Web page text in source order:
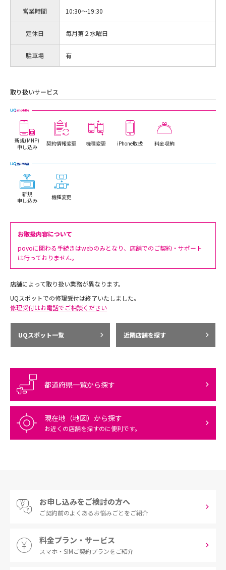
営業時間 10:30～19:30
定休日 毎月第２水曜日
駐車場 有
取り扱いサービス
新規(MNP)
申し込み
契約情報変更 機種変更 iPhone取扱 料金収納
新規
申し込み
機種変更
お取扱内容について
povoに関わる手続きはwebのみとなり、店舗でのご契約・サポート
は行っておりません。
店舗によって取り扱い業務が異なります。
UQスポットでの修理受付は終了いたしました。
修理受付はお電話でご相談ください
UQスポット一覧 近隣店舗を探す
都道府県一覧から探す
現在地（地図）から探す
お近くの店舗を探すのに便利です。
お申し込みをご検討の方へ
ご契約前のよくあるお悩みごとをご紹介
料金プラン・サービス
スマホ・SIMご契約プランをご紹介